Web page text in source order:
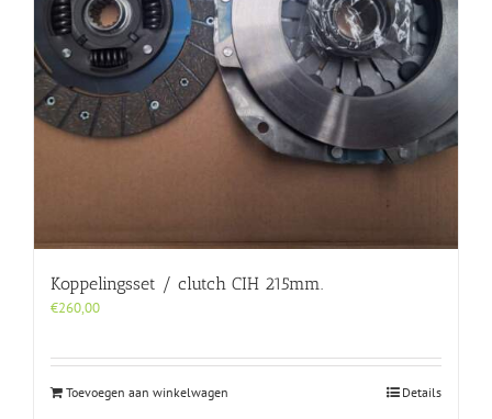
Koppelingsset / clutch CIH 215mm.
€260,00
Toevoegen aan winkelwagen Details